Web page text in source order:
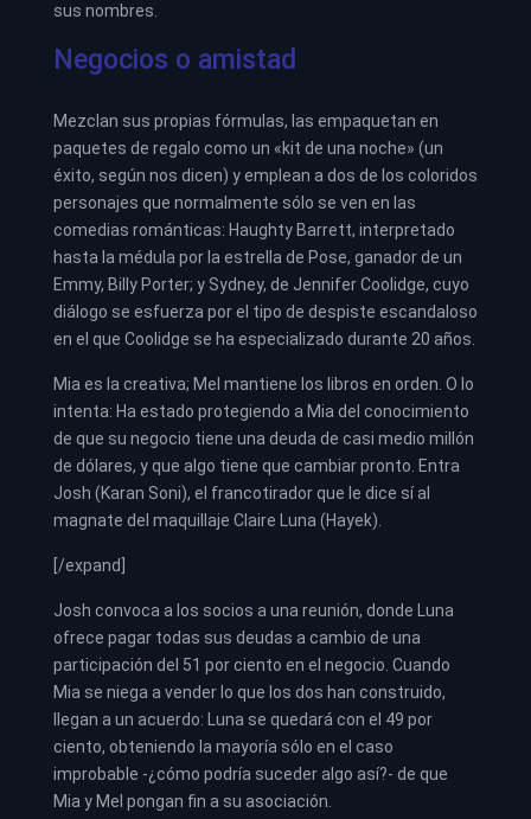
sus nombres.
Negocios o amistad
Mezclan sus propias fórmulas, las empaquetan en
paquetes de regalo como un «kit de una noche» (un
éxito, según nos dicen) y emplean a dos de los coloridos
personajes que normalmente sólo se ven en las
comedias románticas: Haughty Barrett, interpretado
hasta la médula por la estrella de Pose, ganador de un
Emmy, Billy Porter; y Sydney, de Jennifer Coolidge, cuyo
diálogo se esfuerza por el tipo de despiste escandaloso
en el que Coolidge se ha especializado durante 20 años.
Mia es la creativa; Mel mantiene los libros en orden. O lo
intenta: Ha estado protegiendo a Mia del conocimiento
de que su negocio tiene una deuda de casi medio millón
de dólares, y que algo tiene que cambiar pronto. Entra
Josh (Karan Soni), el francotirador que le dice sí al
magnate del maquillaje Claire Luna (Hayek).
[/expand]
Josh convoca a los socios a una reunión, donde Luna
ofrece pagar todas sus deudas a cambio de una
participación del 51 por ciento en el negocio. Cuando
Mia se niega a vender lo que los dos han construido,
llegan a un acuerdo: Luna se quedará con el 49 por
ciento, obteniendo la mayoría sólo en el caso
improbable -¿cómo podría suceder algo así?- de que
Mia y Mel pongan fin a su asociación.